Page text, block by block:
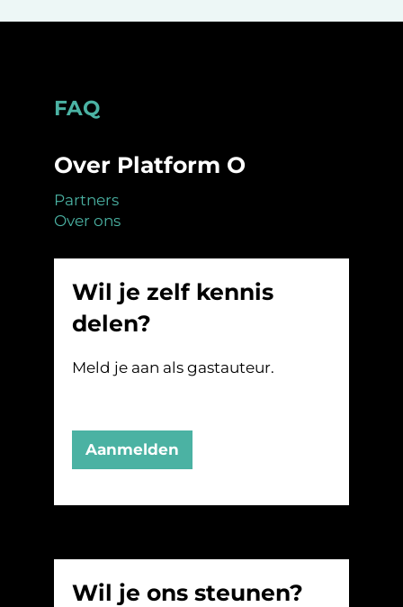
Footer
FAQ
Over Platform O
Partners
Over ons
Wil je zelf kennis
delen?
Meld je aan als gastauteur.
Aanmelden
Wil je ons steunen?